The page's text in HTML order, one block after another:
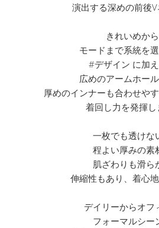
演出する深めの前後V
きれいめから
モードまで系統を
#デザイン に加え
広めのアームホー
厚めのインナーも合わせや
着回し力を発揮し
一枚でも透けな
程よい厚みの素
肌ざわりも滑ら
伸縮性もあり、着心地
デイリーからオフ
フォーマルシー